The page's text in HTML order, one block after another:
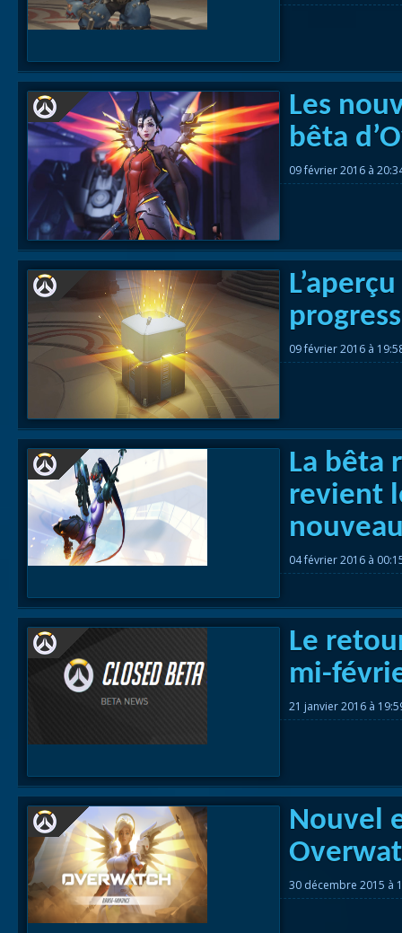
Les
bêta
09 février 2016 à
09 février 2016 à
La bêta
revient
04 février 2016 à
Le
mi-
21 janvier 2016 à
Nouvel
30 décembre 2015 à